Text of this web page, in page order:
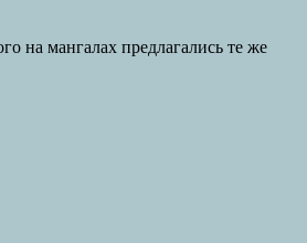
на мангалах предлагались те же